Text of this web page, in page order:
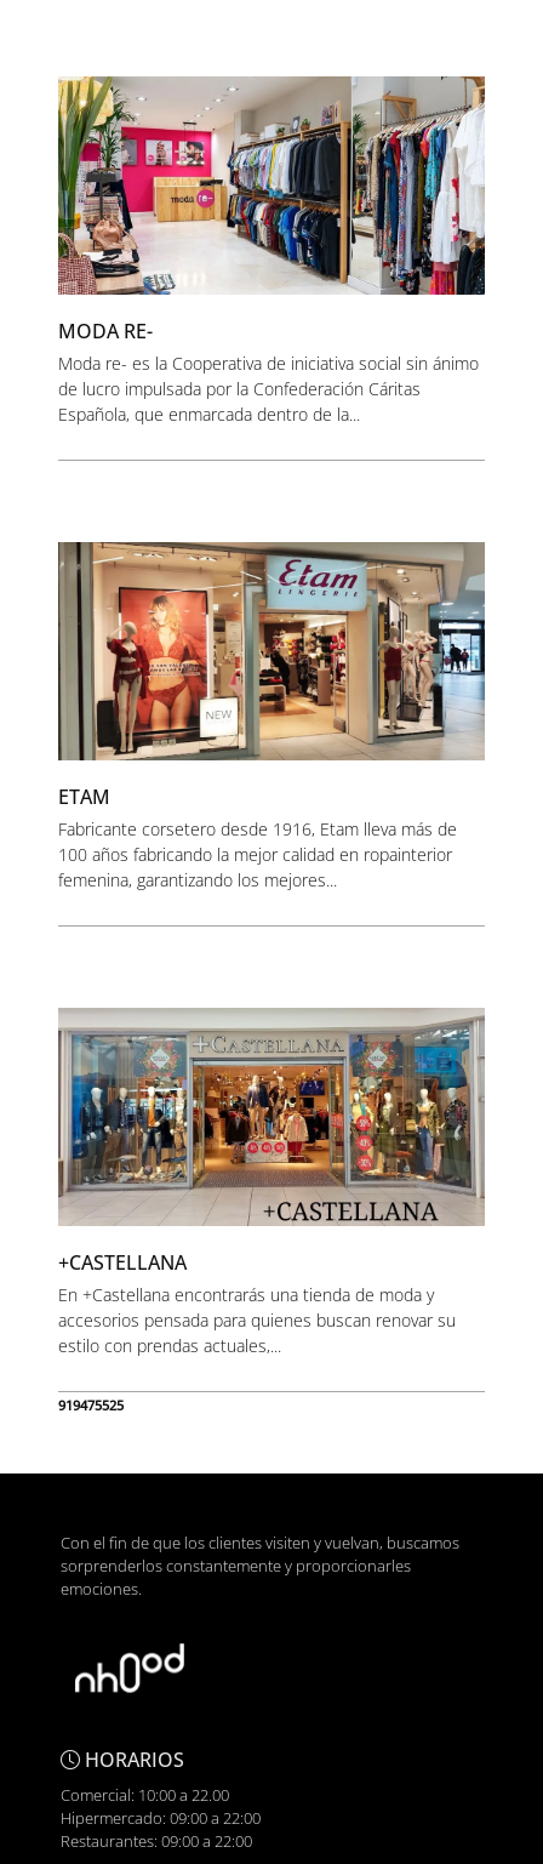
MODA RE-
Moda re- es la Cooperativa de iniciativa social sin ánimo
de lucro impulsada por la Confederación Cáritas
Española, que enmarcada dentro de la...
ETAM
Fabricante corsetero desde 1916, Etam lleva más de
100 años fabricando la mejor calidad en ropainterior
femenina, garantizando los mejores...
+CASTELLANA
En +Castellana encontrarás una tienda de moda y
accesorios pensada para quienes buscan renovar su
estilo con prendas actuales,...
919475525
Con el fin de que los clientes visiten y vuelvan, buscamos
sorprenderlos constantemente y proporcionarles
emociones.
HORARIOS
Comercial: 10:00 a 22.00
Hipermercado: 09:00 a 22:00
Restaurantes: 09:00 a 22:00